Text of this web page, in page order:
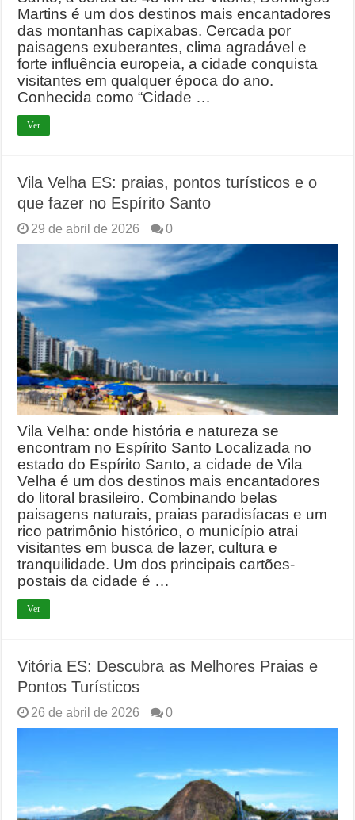
Martins é um dos destinos mais encantadores
das montanhas capixabas. Cercada por
paisagens exuberantes, clima agradável e
forte influência europeia, a cidade conquista
visitantes em qualquer época do ano.
Conhecida como “Cidade …
Ver
Vila Velha ES: praias, pontos turísticos e o
que fazer no Espírito Santo
29 de abril de 2026 0
Vila Velha: onde história e natureza se
encontram no Espírito Santo Localizada no
estado do Espírito Santo, a cidade de Vila
Velha é um dos destinos mais encantadores
do litoral brasileiro. Combinando belas
paisagens naturais, praias paradisíacas e um
rico patrimônio histórico, o município atrai
visitantes em busca de lazer, cultura e
tranquilidade. Um dos principais cartões-
postais da cidade é …
Ver
Vitória ES: Descubra as Melhores Praias e
Pontos Turísticos
26 de abril de 2026 0